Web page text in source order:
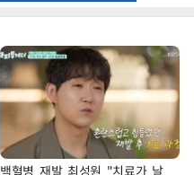
백혈병 재발 최성원 "치료가 날